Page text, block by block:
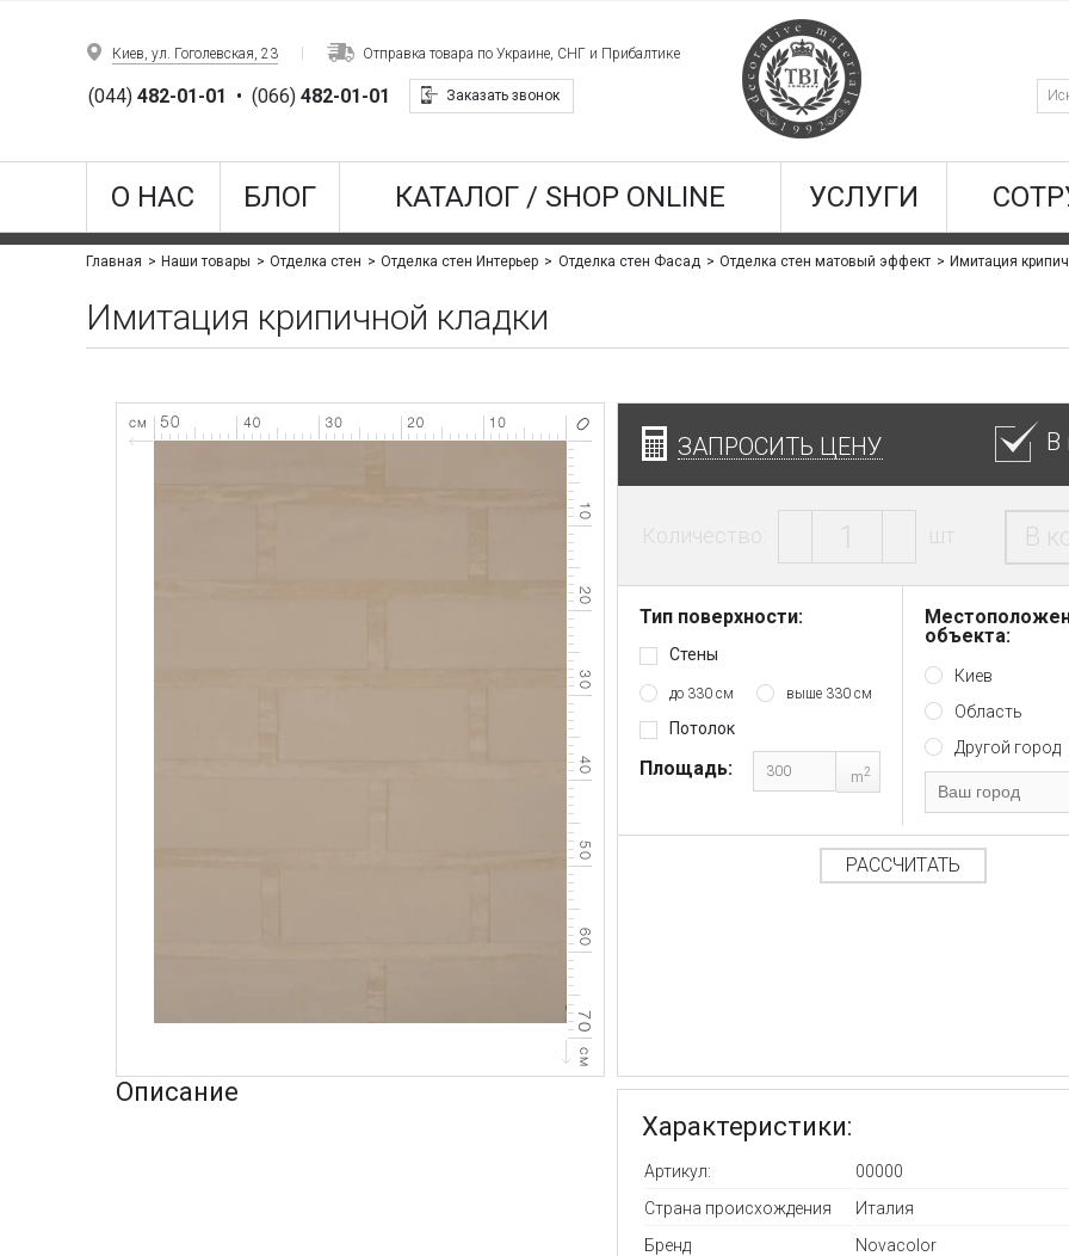
Киев, ул. Гоголевская, 23 Отправка товара по Украине, СНГ и Прибалтике
(044)482-01-01 • (066)482-01-01 Заказать звонок
О НАС БЛОГ КАТАЛОГ / SHOP ONLINE УСЛУГИ
Главная Наши товары Отделка стен Отделка стен Интерьер Отделка стен Фасад Отделка стен матовый эффект Имитация
Имитация крипичной кладки
ЗАПРОСИТЬ ЦЕНУ В
Количество: шт. В
Тип поверхности:
Стены
до 330 см выше 330 см
Потолок
Площадь: m2
объекта:
Киев
Область
Другой город
РАССЧИТАТЬ
Характеристики:
Артикул:
00000
Страна происхождения
Италия
Бренд
Novacolor
Описание